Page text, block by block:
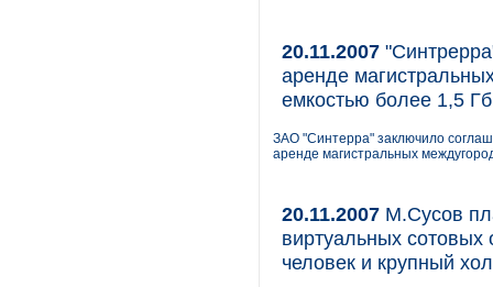
20.11.2007
аренде
емкостью более 1,5
ЗАО "Синтерра" заключило
аренде магистральных
20.11.2007 М.Сусов
виртуальных
человек и крупный